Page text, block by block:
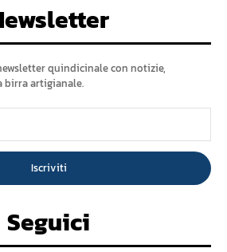
quindicinale con notizie,
birra artigianale.
Iscriviti
Seguici